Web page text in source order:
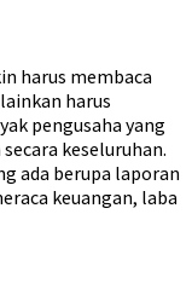
harus membaca
harus
pengusaha yang
keseluruhan.
ada berupa laporan
keuangan, laba